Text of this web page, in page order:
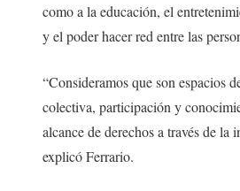
como a la educación, el
y el poder hacer red entre las
“Consideramos que son espacios
colectiva, participación y
alcance de derechos a través de la
explicó Ferrario.